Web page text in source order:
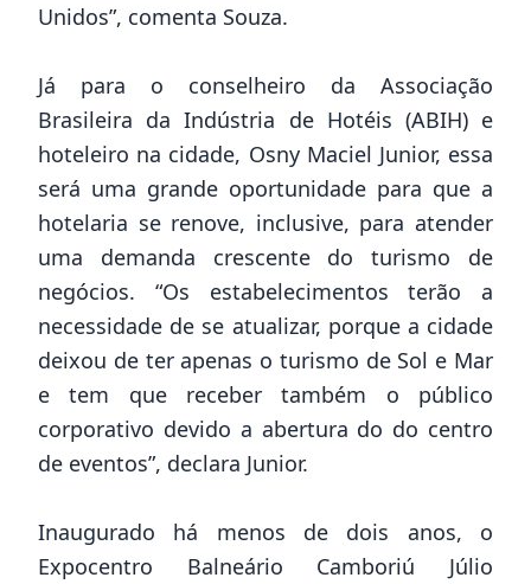
Unidos”, comenta Souza.
Já para o conselheiro da Associação
Brasileira da Indústria de Hotéis (ABIH) e
hoteleiro na cidade, Osny Maciel Junior, essa
será uma grande oportunidade para que a
hotelaria se renove, inclusive, para atender
uma demanda crescente do turismo de
negócios. “Os estabelecimentos terão a
necessidade de se atualizar, porque a cidade
deixou de ter apenas o turismo de Sol e Mar
e tem que receber também o público
corporativo devido a abertura do do centro
de eventos”, declara Junior.
Inaugurado há menos de dois anos, o
Expocentro Balneário Camboriú Júlio